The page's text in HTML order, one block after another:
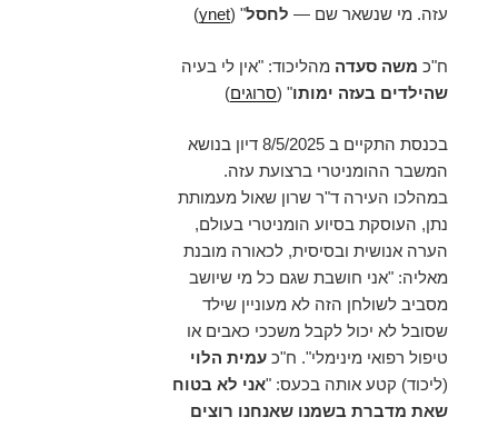
עזה. מי שנשאר שם — לחסל" (
ynet
)
ח"כ משה סעדה מהליכוד: "אין לי בעיה
שהילדים בעזה ימותו" (סרוגים)
בכנסת התקיים ב 8/5/2025 דיון בנושא
המשבר ההומניטרי ברצועת עזה.
במהלכו העירה ד"ר שרון שאול מעמותת
נתן, העוסקת בסיוע הומניטרי בעולם,
הערה אנושית ובסיסית, לכאורה מובנת
מאליה: "אני חושבת שגם כל מי שיושב
מסביב לשולחן הזה לא מעוניין שילד
שסובל לא יכול לקבל משככי כאבים או
טיפול רפואי מינימלי". ח"כ עמית הלוי
(ליכוד) קטע אותה בכעס: "אני לא בטוח
שאת מדברת בשמנו שאנחנו רוצים